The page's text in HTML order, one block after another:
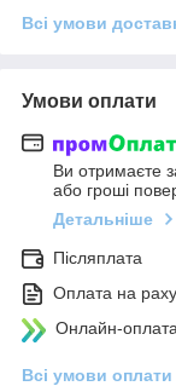
Всі умови
Умови оплати
Ви отримаєте
або гроші
Детальніше
Післяплата
Оплата на
Онлайн-
Всі умови оплати